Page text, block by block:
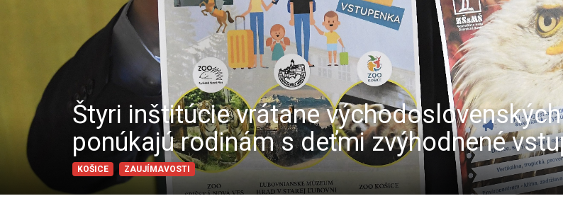
Štyri inštitúcie vrátane
ponúkajú rodinám s deťmi zvýhodnené
KOŠICE ZAUJÍMAVOSTI